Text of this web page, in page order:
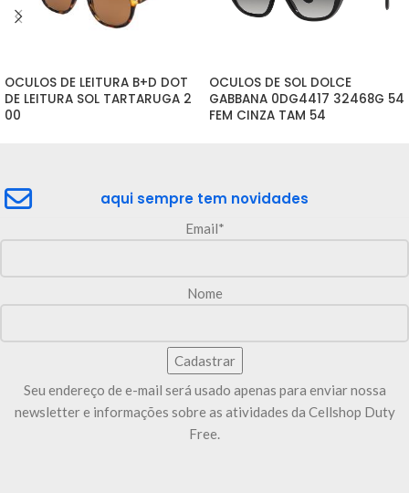
OCULOS DE LEITURA B+D DOT
DE LEITURA SOL TARTARUGA 2
00
OCULOS DE SOL DOLCE
GABBANA 0DG4417 32468G 54
FEM CINZA TAM 54
aqui sempre tem novidades
Email*
Nome
Seu endereço de e-mail será usado apenas para enviar nossa
newsletter e informações sobre as atividades da Cellshop Duty
Free.